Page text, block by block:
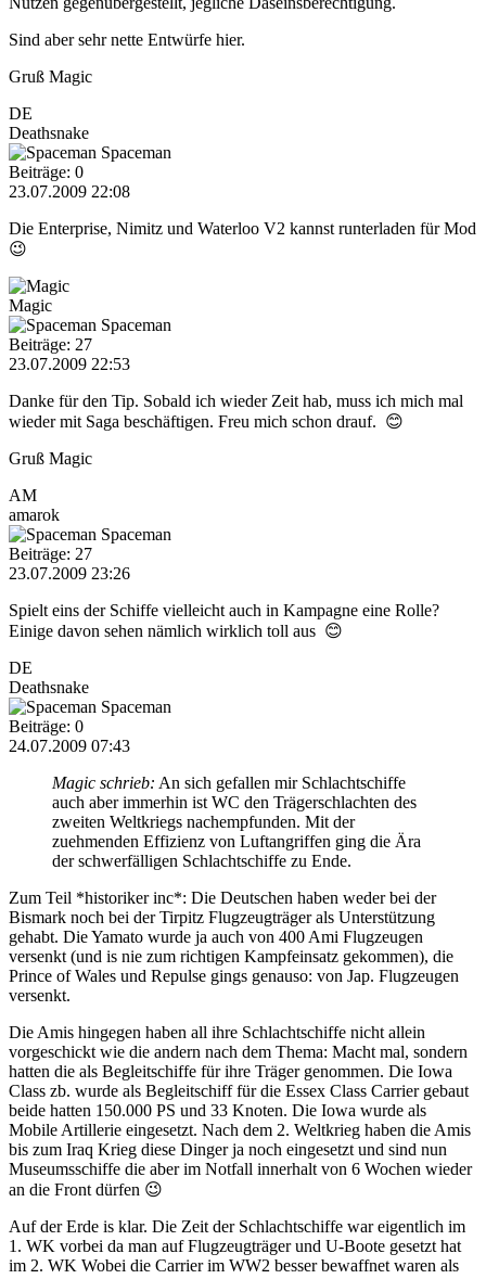
Sind aber sehr nette Entwürfe hier.
Gruß Magic
DE
Deathsnake
Spaceman
Beiträge: 0
23.07.2009 22:08
Die Enterprise, Nimitz und Waterloo V2 kannst runterladen für Mod
😉
Magic
Spaceman
Beiträge: 27
23.07.2009 22:53
Danke für den Tip. Sobald ich wieder Zeit hab, muss ich mich mal
wieder mit Saga beschäftigen. Freu mich schon drauf. 😊
Gruß Magic
AM
amarok
Spaceman
Beiträge: 27
23.07.2009 23:26
Spielt eins der Schiffe vielleicht auch in Kampagne eine Rolle?
Einige davon sehen nämlich wirklich toll aus 😊
DE
Deathsnake
Spaceman
Beiträge: 0
24.07.2009 07:43
Magic schrieb: An sich gefallen mir Schlachtschiffe
auch aber immerhin ist WC den Trägerschlachten des
zweiten Weltkriegs nachempfunden. Mit der
zuehmenden Effizienz von Luftangriffen ging die Ära
der schwerfälligen Schlachtschiffe zu Ende.
Zum Teil *historiker inc*: Die Deutschen haben weder bei der
Bismark noch bei der Tirpitz Flugzeugträger als Unterstützung
gehabt. Die Yamato wurde ja auch von 400 Ami Flugzeugen
versenkt (und is nie zum richtigen Kampfeinsatz gekommen), die
Prince of Wales und Repulse gings genauso: von Jap. Flugzeugen
versenkt.
Die Amis hingegen haben all ihre Schlachtschiffe nicht allein
vorgeschickt wie die andern nach dem Thema: Macht mal, sondern
hatten die als Begleitschiffe für ihre Träger genommen. Die Iowa
Class zb. wurde als Begleitschiff für die Essex Class Carrier gebaut
beide hatten 150.000 PS und 33 Knoten. Die Iowa wurde als
Mobile Artillerie eingesetzt. Nach dem 2. Weltkrieg haben die Amis
bis zum Iraq Krieg diese Dinger ja noch eingesetzt und sind nun
Museumsschiffe die aber im Notfall innerhalt von 6 Wochen wieder
an die Front dürfen 😉
Auf der Erde is klar. Die Zeit der Schlachtschiffe war eigentlich im
1. WK vorbei da man auf Flugzeugträger und U-Boote gesetzt hat
im 2. WK Wobei die Carrier im WW2 besser bewaffnet waren als